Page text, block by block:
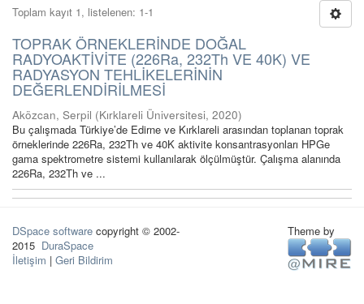
Toplam kayıt 1, listelenen: 1-1
TOPRAK ÖRNEKLERİNDE DOĞAL
RADYOAKTİVİTE (226Ra, 232Th VE 40K) VE
RADYASYON TEHLİKELERİNİN
DEĞERLENDİRİLMESİ
Aközcan, Serpil (Kırklareli Üniversitesi, 2020)
Bu çalışmada Türkiye’de Edirne ve Kırklareli arasından toplanan toprak
örneklerinde 226Ra, 232Th ve 40K aktivite konsantrasyonları HPGe
gama spektrometre sistemi kullanılarak ölçülmüştür. Çalışma alanında
226Ra, 232Th ve ...
DSpace software copyright © 2002-
2015 DuraSpace
İletişim | Geri Bildirim
Theme by